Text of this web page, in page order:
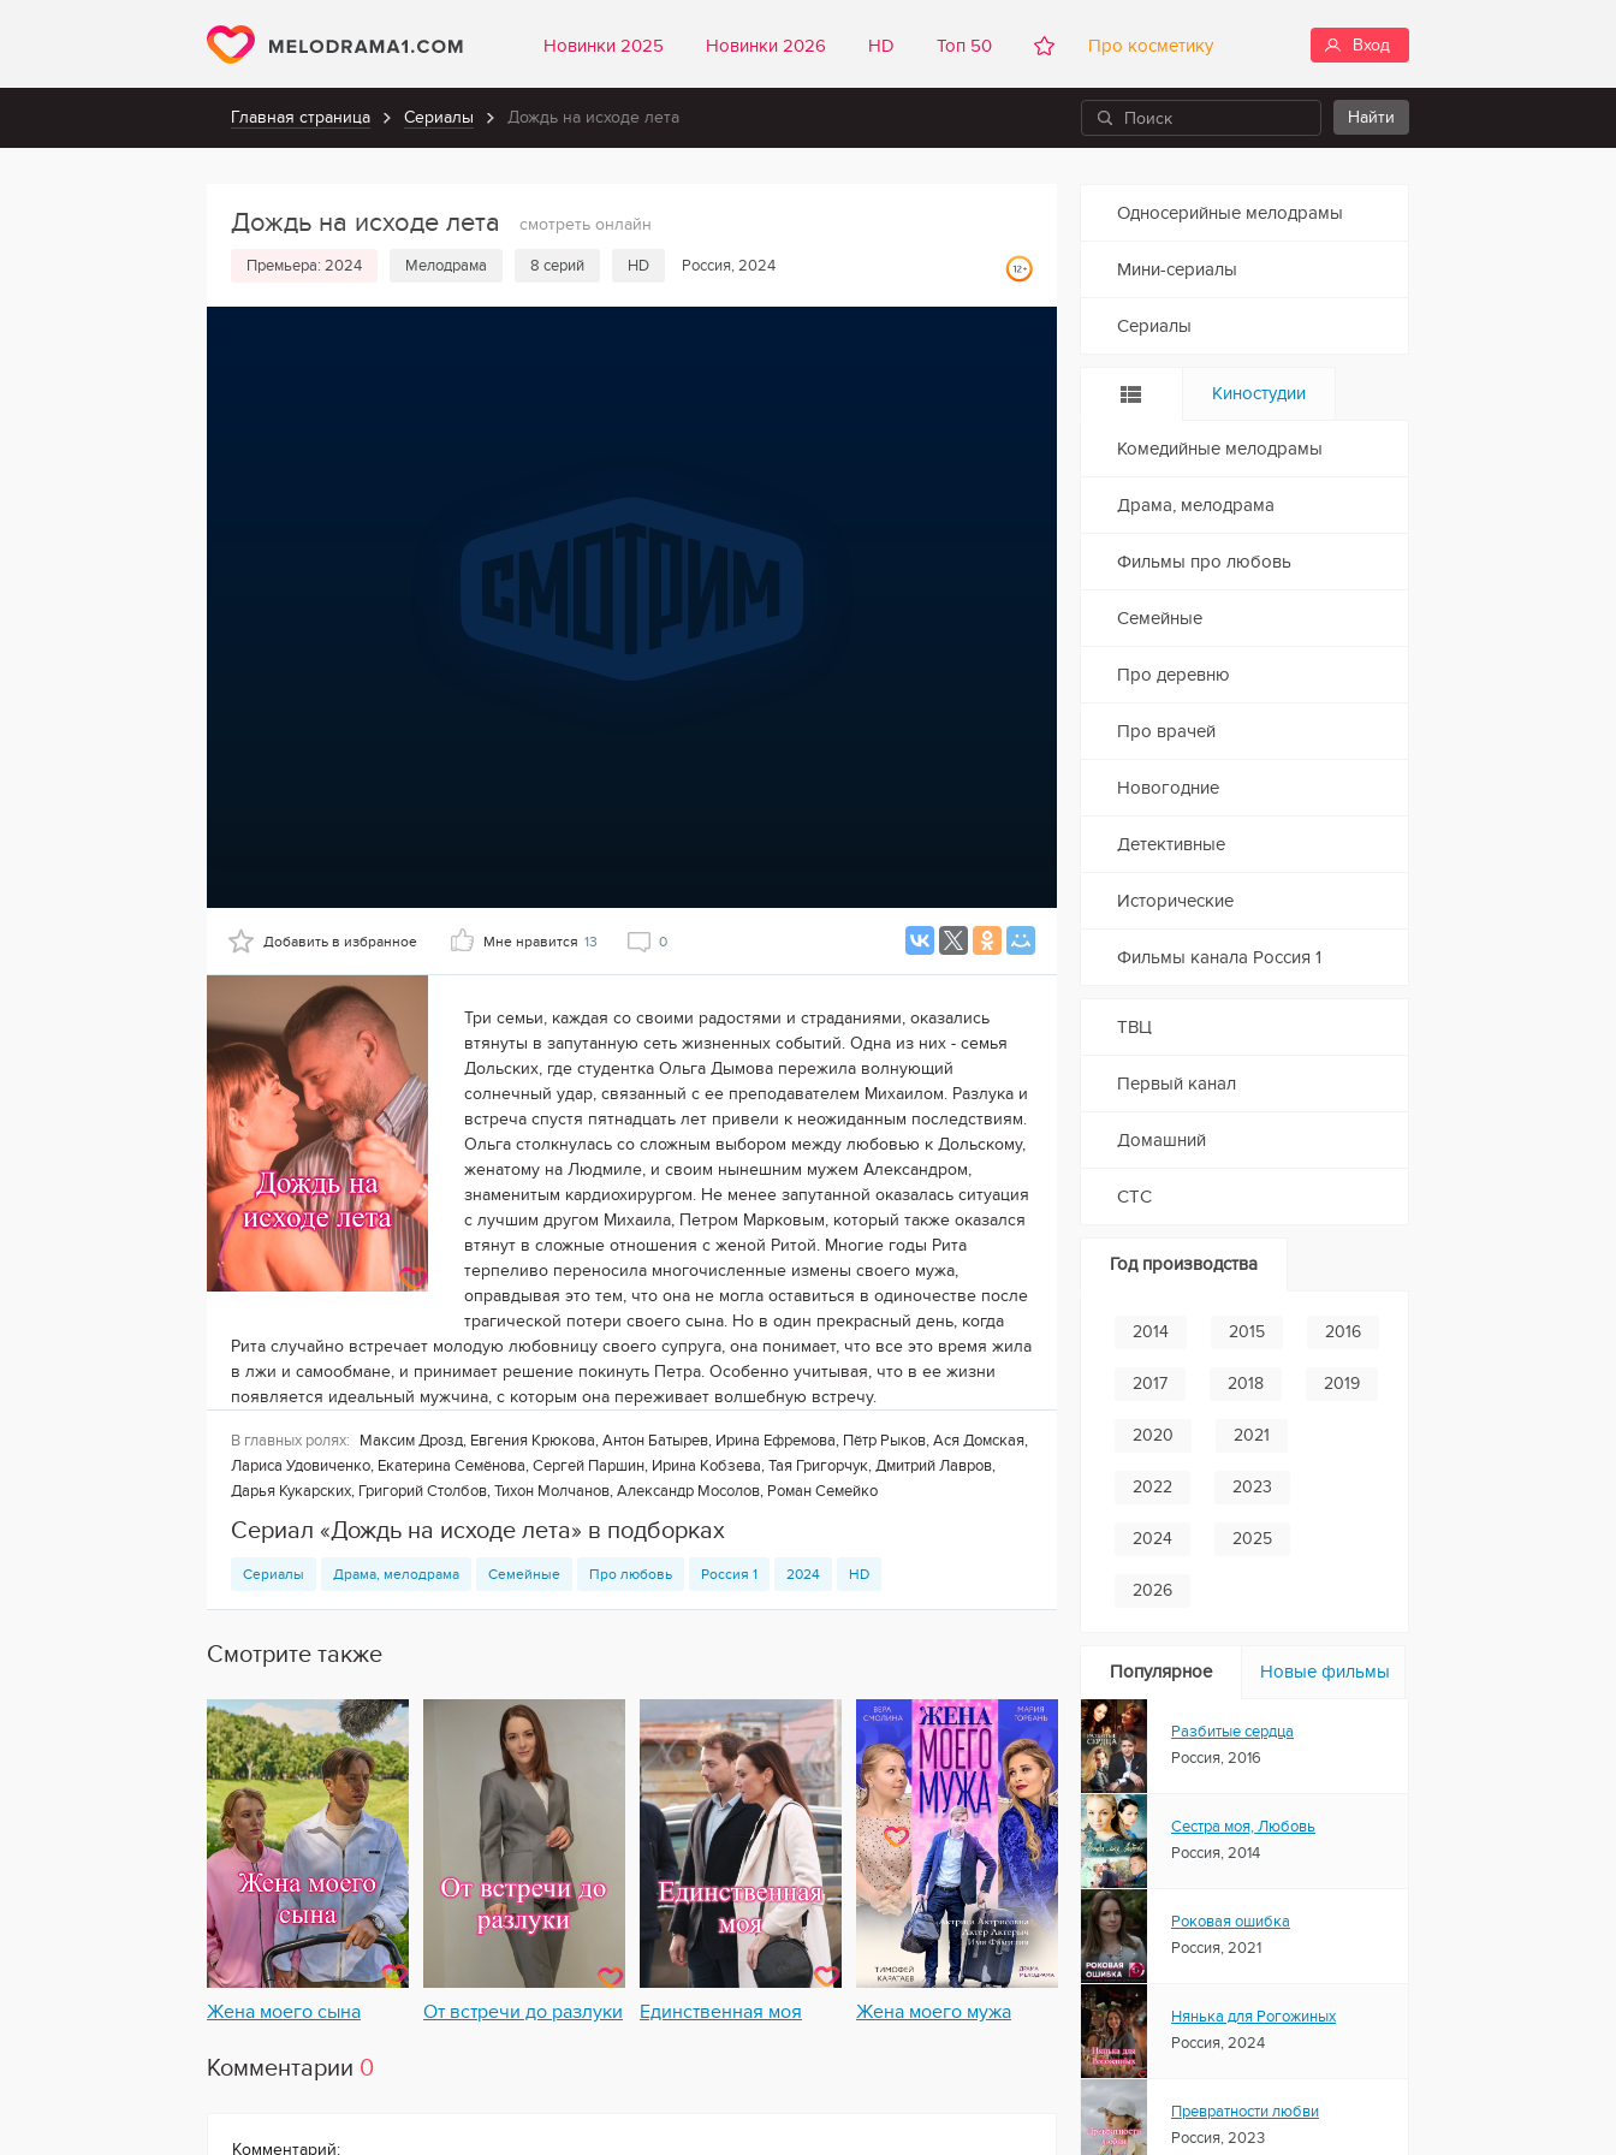
Новинки 2025 Новинки 2026 HD Топ 50 Про косметику Вход
Главная страница Сериалы Дождь на исходе лета
Дождь на исходе лета смотреть онлайн
Премьера: 2024 Мелодрама 8 серий HD Россия, 2024
Добавить в избранное Мне нравится 13 0
Три семьи, каждая со своими радостями и страданиями, оказались
втянуты в запутанную сеть жизненных событий. Одна из них - семья
Дольских, где студентка Ольга Дымова пережила волнующий
солнечный удар, связанный с ее преподавателем Михаилом. Разлука и
встреча спустя пятнадцать лет привели к неожиданным последствиям.
Ольга столкнулась со сложным выбором между любовью к Дольскому,
женатому на Людмиле, и своим нынешним мужем Александром,
знаменитым кардиохирургом. Не менее запутанной оказалась ситуация
с лучшим другом Михаила, Петром Марковым, который также оказался
втянут в сложные отношения с женой Ритой. Многие годы Рита
терпеливо переносила многочисленные измены своего мужа,
оправдывая это тем, что она не могла оставиться в одиночестве после
трагической потери своего сына. Но в один прекрасный день, когда
Рита случайно встречает молодую любовницу своего супруга, она понимает, что все это время жила
в лжи и самообмане, и принимает решение покинуть Петра. Особенно учитывая, что в ее жизни
появляется идеальный мужчина, с которым она переживает волшебную встречу.
В главных ролях:
Максим Дрозд, Евгения Крюкова, Антон Батырев, Ирина Ефремова, Пётр Рыков, Ася Домская,
Лариса Удовиченко, Екатерина Семёнова, Сергей Паршин, Ирина Кобзева, Тая Григорчук, Дмитрий Лавров,
Дарья Кукарских, Григорий Столбов, Тихон Молчанов, Александр Мосолов, Роман Семейко
Сериал «Дождь на исходе лета» в подборках
Сериалы Драма, мелодрама Семейные Про любовь Россия 1 2024 HD
Смотрите также
Жена моего сына От встречи до разлуки Единственная моя Жена моего мужа
Комментарии 0
Комментарий:
Односерийные мелодрамы
Мини-сериалы
Сериалы
Киностудии
Комедийные мелодрамы
Драма, мелодрама
Фильмы про любовь
Семейные
Про деревню
Про врачей
Новогодние
Детективные
Исторические
Фильмы канала Россия 1
ТВЦ
Первый канал
Домашний
СТС
Год производства
2014 2015 2016
2017 2018 2019
2020 2021
2022 2023
2024 2025
2026
Популярное Новые фильмы
Разбитые сердца
Россия, 2016
Сестра моя, Любовь
Россия, 2014
Роковая ошибка
Россия, 2021
Нянька для Рогожиных
Россия, 2024
Превратности любви
Россия, 2023